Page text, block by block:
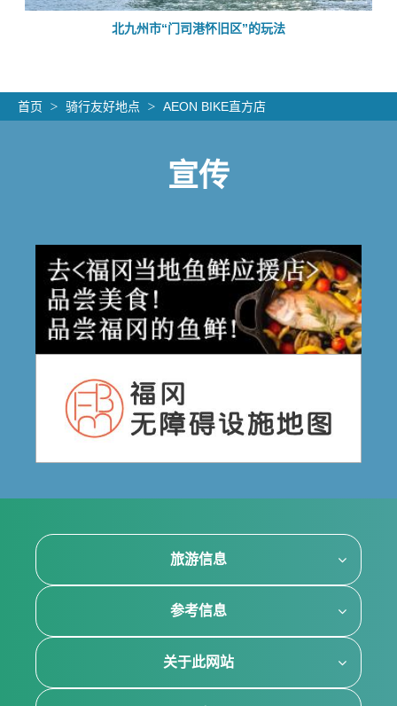
北九州市“门司港怀旧区”的玩法
首页 骑行友好地点 AEON BIKE直方店
宣传
旅游信息
参考信息
关于此网站